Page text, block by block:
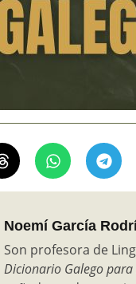
Noemí García
Son profesora de
Dicionario Galego